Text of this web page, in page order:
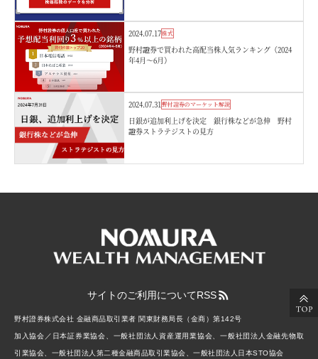
2024.07.17株式
野村證券で買われた高配当株人気ランキング（2024
年4月～6月）
2024.07.31野村證券のマーケット解説
日銀が追加利上げを決定 銀行株などが急伸 野村
證券ストラテジストの見方
サイトのご利用についてRSS
野村證券株式会社 金融商品取引業者 関東財務局長（金商）第142号
加入協会／日本証券業協会、一般社団法人資産運用業協会、一般社団法人金融先物取
引業協会、一般社団法人第二種金融商品取引業協会、一般社団法人日本STO協会